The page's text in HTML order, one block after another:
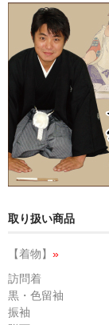
取り扱い商品
【着物】 »
訪問着
黒・色留袖
振袖